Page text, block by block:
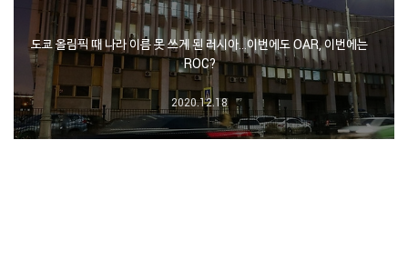
도쿄 올림픽 때 나라 이름 못 쓰게 된 러시아…이번에도 OAR, 이번에는
ROC?
2020.12.18